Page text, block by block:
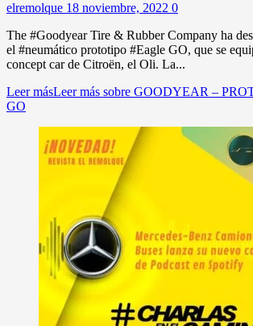
elremolque 18 noviembre, 2022 0
The #Goodyear Tire & Rubber Company ha
el #neumático prototipo #Eagle GO, que se
concept car de Citroën, el Oli. La...
Leer másLeer más sobre GOODYEAR –
GO